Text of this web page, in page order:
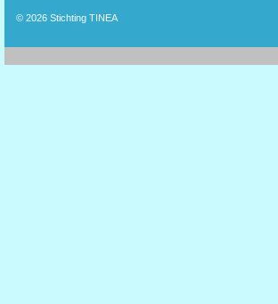
© 2026 Stichting TINEA